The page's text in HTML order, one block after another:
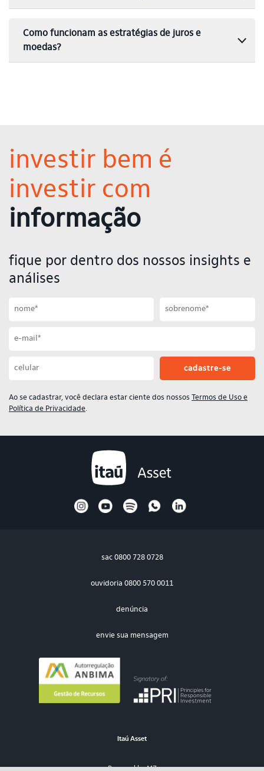
Como funcionam as estratégias de juros e
moedas?
investir bem é
investir com
informação
fique por dentro dos nossos insights e
análises
Ao se cadastrar, você declara estar ciente dos nossos
Termos de Uso e
Política de Privacidade.
sac 0800 728 0728
ouvidoria 0800 570 0011
denúncia
envie sua mensagem
Itaú Asset
Powered by MZ